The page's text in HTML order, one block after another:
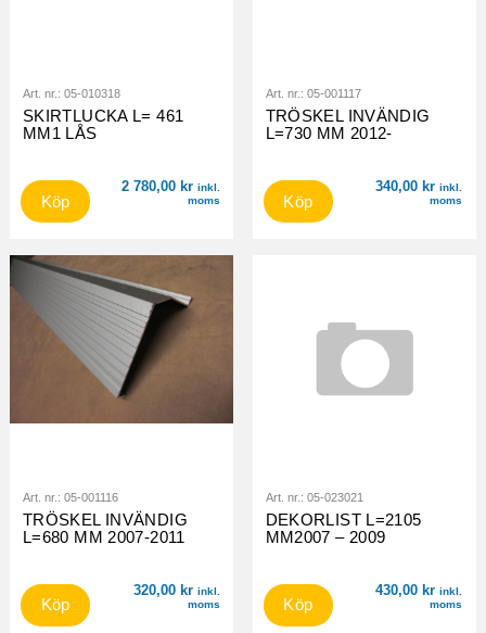
Art. nr.: 05-010318
SKIRTLUCKA L= 461
MM1 LÅS
2 780,00 kr inkl.
moms
Köp
Art. nr.: 05-001117
TRÖSKEL INVÄNDIG
L=730 MM 2012-
340,00 kr inkl.
moms
Köp
Art. nr.: 05-001116
TRÖSKEL INVÄNDIG
L=680 MM 2007-2011
320,00 kr inkl.
moms
Köp
Art. nr.: 05-023021
DEKORLIST L=2105
MM2007 – 2009
430,00 kr inkl.
moms
Köp